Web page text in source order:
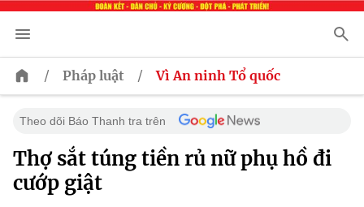
/ Pháp luật / Vì An ninh Tổ quốc
Theo dõi Báo Thanh tra trên
Thợ sắt túng tiền rủ nữ phụ hồ đi
cướp giật